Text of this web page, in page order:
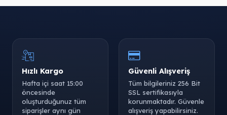
Hızlı Kargo
Hafta içi saat 15:00
öncesinde
oluşturduğunuz tüm
siparişler aynı gün
Güvenli Alışveriş
Tüm bilgileriniz 256 Bit
SSL sertifikasıyla
korunmaktadır. Güvenle
alışveriş yapabilirsiniz.